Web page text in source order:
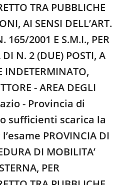
TRA PUBBLICHE
AI SENSI DELL’ART.
165/2001 E S.M.I., PER
DI N. 2 (DUE) POSTI, A
INDETERMINATO,
- AREA DEGLI
- Provincia di
sufficienti scarica la
PROVINCIA DI
DI MOBILITA’
PER